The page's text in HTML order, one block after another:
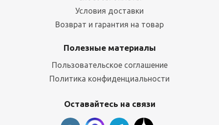
Условия доставки
Возврат и гарантия на товар
Полезные материалы
Пользовательское соглашение
Политика конфиденциальности
Оставайтесь на связи